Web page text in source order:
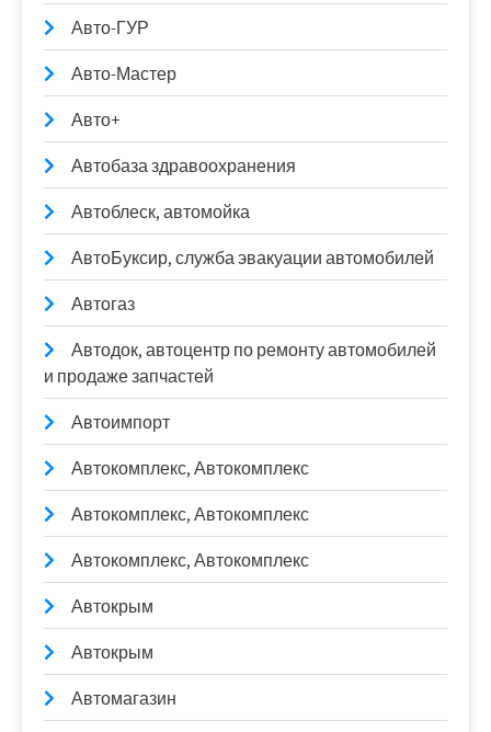
Авто-ГУР
Авто-Мастер
Авто+
Автобаза здравоохранения
Автоблеск, автомойка
АвтоБуксир, служба эвакуации автомобилей
Автогаз
Автодок, автоцентр по ремонту автомобилей
и продаже запчастей
Автоимпорт
Автокомплекс, Автокомплекс
Автокомплекс, Автокомплекс
Автокомплекс, Автокомплекс
Автокрым
Автокрым
Автомагазин